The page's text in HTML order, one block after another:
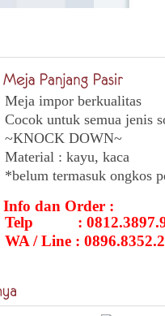
Meja impor berkualitas
Cocok untuk semua jenis
~KNOCK DOWN~
Material : kayu, kaca
*belum termasuk ongkos
Info dan Order :
Telp :
WA / Line :